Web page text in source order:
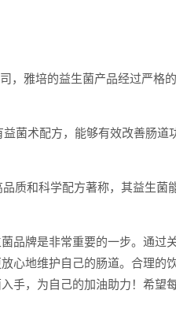
，雅培的益生菌产品经过严格
菌术配方，能够有效改善肠道
质和科学配方著称，其益生菌
品牌是非常重要的一步。通过
心地维护自己的肠道。合理的
手，为自己的加油助力！希望